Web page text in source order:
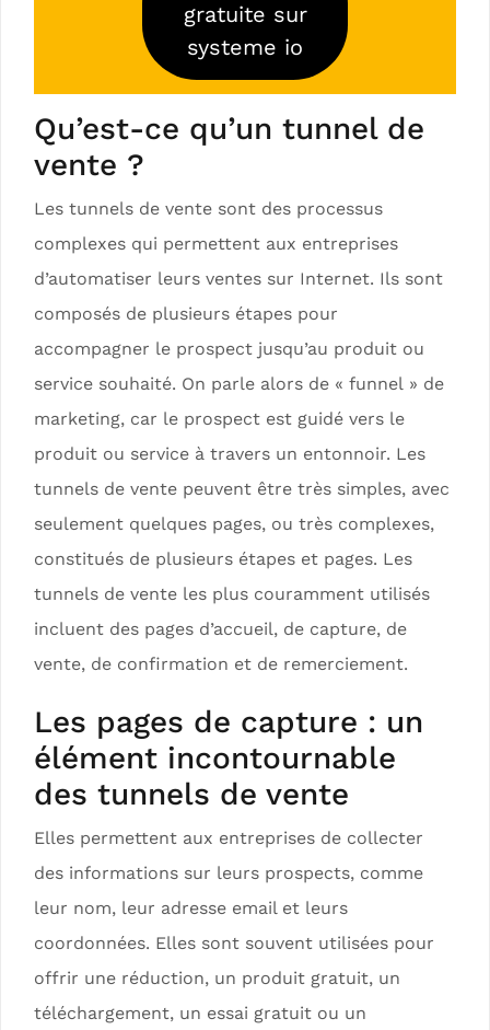
gratuite sur
systeme io
Qu’est-ce qu’un tunnel de
vente ?
Les tunnels de vente sont des processus
complexes qui permettent aux entreprises
d’automatiser leurs ventes sur Internet. Ils sont
composés de plusieurs étapes pour
accompagner le prospect jusqu’au produit ou
service souhaité. On parle alors de « funnel » de
marketing, car le prospect est guidé vers le
produit ou service à travers un entonnoir. Les
tunnels de vente peuvent être très simples, avec
seulement quelques pages, ou très complexes,
constitués de plusieurs étapes et pages. Les
tunnels de vente les plus couramment utilisés
incluent des pages d’accueil, de capture, de
vente, de confirmation et de remerciement.
Les pages de capture : un
élément incontournable
des tunnels de vente
Elles permettent aux entreprises de collecter
des informations sur leurs prospects, comme
leur nom, leur adresse email et leurs
coordonnées. Elles sont souvent utilisées pour
offrir une réduction, un produit gratuit, un
téléchargement, un essai gratuit ou un